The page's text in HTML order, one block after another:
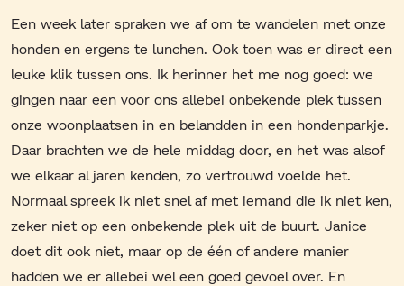
Een week later spraken we af om te wandelen met onze
honden en ergens te lunchen. Ook toen was er direct een
leuke klik tussen ons. Ik herinner het me nog goed: we
gingen naar een voor ons allebei onbekende plek tussen
onze woonplaatsen in en belandden in een hondenparkje.
Daar brachten we de hele middag door, en het was alsof
we elkaar al jaren kenden, zo vertrouwd voelde het.
Normaal spreek ik niet snel af met iemand die ik niet ken,
zeker niet op een onbekende plek uit de buurt. Janice
doet dit ook niet, maar op de één of andere manier
hadden we er allebei wel een goed gevoel over. En